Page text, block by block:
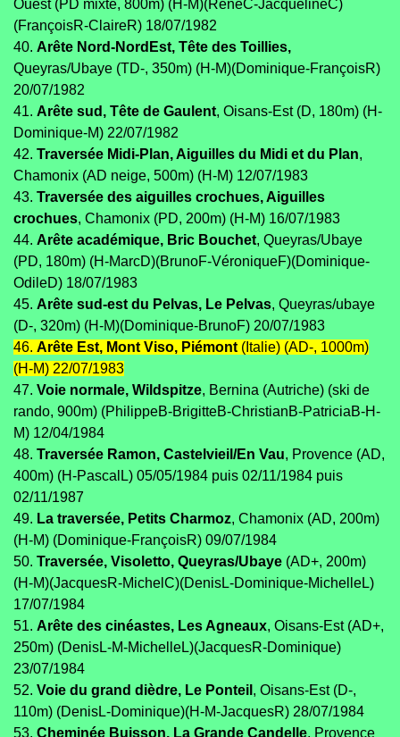
Ouest (PD mixte, 800m) (H-M)(RenéC-JacquelineC)
(FrançoisR-ClaireR) 18/07/1982
40. Arête Nord-NordEst, Tête des Toillies,
Queyras/Ubaye (TD-, 350m) (H-M)(Dominique-FrançoisR)
20/07/1982
41. Arête sud, Tête de Gaulent, Oisans-Est (D, 180m) (H-
Dominique-M) 22/07/1982
42. Traversée Midi-Plan, Aiguilles du Midi et du Plan,
Chamonix (AD neige, 500m) (H-M) 12/07/1983
43. Traversée des aiguilles crochues, Aiguilles
crochues, Chamonix (PD, 200m) (H-M) 16/07/1983
44. Arête académique, Bric Bouchet, Queyras/Ubaye
(PD, 180m) (H-MarcD)(BrunoF-VéroniqueF)(Dominique-
OdileD) 18/07/1983
45. Arête sud-est du Pelvas, Le Pelvas, Queyras/ubaye
(D-, 320m) (H-M)(Dominique-BrunoF) 20/07/1983
46. Arête Est, Mont Viso, Piémont (Italie) (AD-, 1000m)
(H-M) 22/07/1983
47. Voie normale, Wildspitze, Bernina (Autriche) (ski de
rando, 900m) (PhilippeB-BrigitteB-ChristianB-PatriciaB-H-
M) 12/04/1984
48. Traversée Ramon, Castelvieil/En Vau, Provence (AD,
400m) (H-PascalL) 05/05/1984 puis 02/11/1984 puis
02/11/1987
49. La traversée, Petits Charmoz, Chamonix (AD, 200m)
(H-M) (Dominique-FrançoisR) 09/07/1984
50. Traversée, Visoletto, Queyras/Ubaye (AD+, 200m)
(H-M)(JacquesR-MichelC)(DenisL-Dominique-MichelleL)
17/07/1984
51. Arête des cinéastes, Les Agneaux, Oisans-Est (AD+,
250m) (DenisL-M-MichelleL)(JacquesR-Dominique)
23/07/1984
52. Voie du grand dièdre, Le Ponteil , Oisans-Est (D-,
110m) (DenisL-Dominique)(H-M-JacquesR) 28/07/1984
53. Cheminée Buisson, La Grande Candelle, Provence